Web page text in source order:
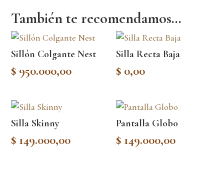
También te recomendamos…
Sillón Colgante Nest
$ 950.000,00
Silla Recta Baja
$ 0,00
Silla Skinny
$ 149.000,00
Pantalla Globo
$ 149.000,00